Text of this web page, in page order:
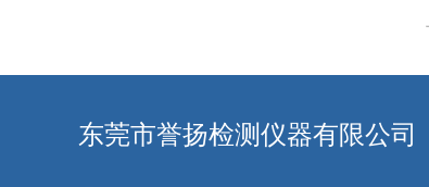
东莞市誉扬检测仪器有限公司